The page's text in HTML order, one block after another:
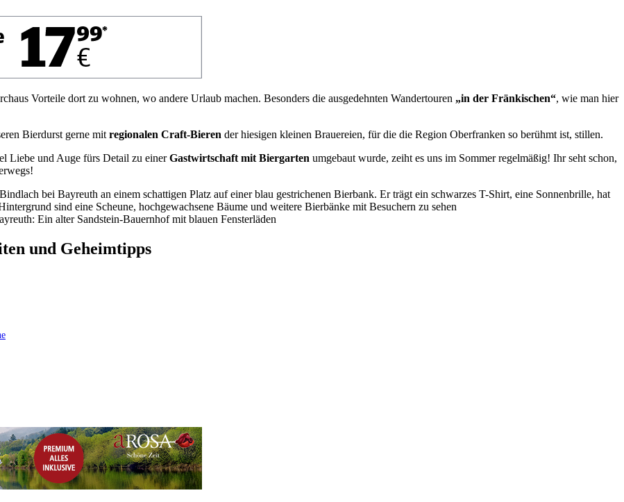
Vorteile dort zu wohnen, wo andere Urlaub machen. Besonders die ausgedehnten Wandertouren „in der Fränkischen“, wie man hier
Bierdurst gerne mit regionalen Craft-Bieren der hiesigen kleinen Brauereien, für die die Region Oberfranken so berühmt ist, stillen.
Liebe und Auge fürs Detail zu einerGastwirtschaft mit Biergarten umgebaut wurde, zeiht es uns im Sommer regelmäßig! Ihr seht schon,
und Geheimtipps